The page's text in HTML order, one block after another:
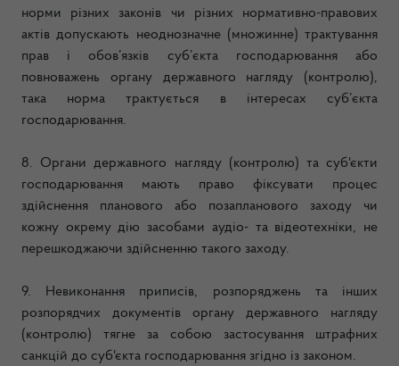
норми різних законів чи різних нормативно-правових
актів допускають неоднозначне (множинне) трактування
прав і обов’язків суб’єкта господарювання або
повноважень органу державного нагляду (контролю),
така норма трактується в інтересах суб’єкта
господарювання.
8. Органи державного нагляду (контролю) та суб'єкти
господарювання мають право фіксувати процес
здійснення планового або позапланового заходу чи
кожну окрему дію засобами аудіо- та відеотехніки, не
перешкоджаючи здійсненню такого заходу.
9. Невиконання приписів, розпоряджень та інших
розпорядчих документів органу державного нагляду
(контролю) тягне за собою застосування штрафних
санкцій до суб'єкта господарювання згідно із законом.